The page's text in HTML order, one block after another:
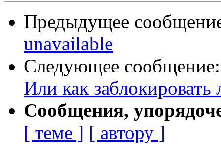
Предыдущее
unavailable
Следующее
Или как заблокировать
Сообщения,
[ теме ] [ автору ]